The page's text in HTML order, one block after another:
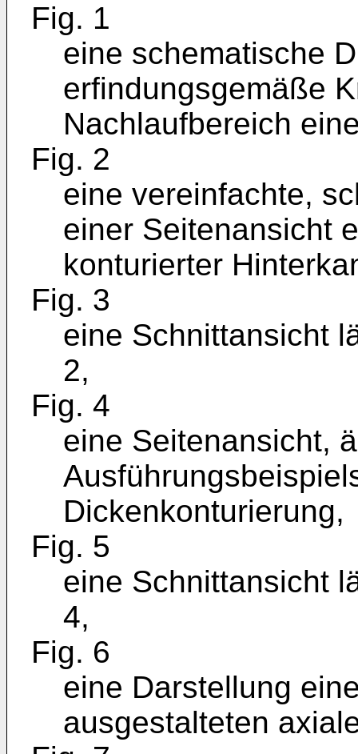
Fig. 1
eine schematische
erfindungsgemäße
Nachlaufbereich
Fig. 2
eine vereinfachte,
einer Seitenansicht
konturierter
Fig. 3
eine Schnittansicht
2,
Fig. 4
eine Seitenansicht,
Dickenkonturierung,
Fig. 5
eine Schnittansicht
4,
Fig. 6
eine Darstellung
ausgestalteten